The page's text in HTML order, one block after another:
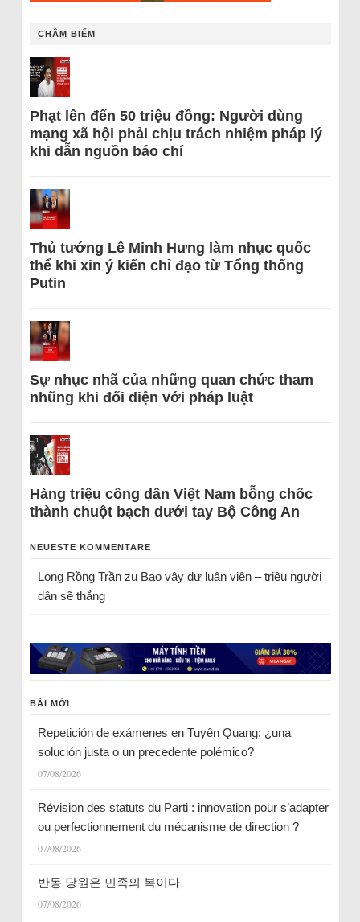
CHÂM BIẾM
Phạt lên đến 50 triệu đồng: Người dùng
mạng xã hội phải chịu trách nhiệm pháp lý
khi dẫn nguồn báo chí
Thủ tướng Lê Minh Hưng làm nhục quốc
thể khi xin ý kiến chỉ đạo từ Tổng thống
Putin
Sự nhục nhã của những quan chức tham
nhũng khi đối diện với pháp luật
Hàng triệu công dân Việt Nam bỗng chốc
thành chuột bạch dưới tay Bộ Công An
NEUESTE KOMMENTARE
Long Rồng Trầnzu Bao vây dư luận viên – triệu người
dân sẽ thắng
BÀI MỚI
Repetición de exámenes en Tuyên Quang: ¿una
solución justa o un precedente polémico?
07/08/2026
Révision des statuts du Parti : innovation pour s’adapter
ou perfectionnement du mécanisme de direction ?
07/08/2026
반동 당원은 민족의 복이다
07/08/2026